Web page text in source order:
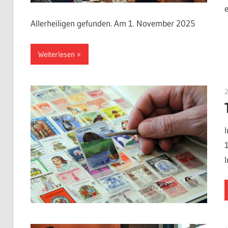
Allerheiligen gefunden. Am 1. November 2025
Weiterlesen